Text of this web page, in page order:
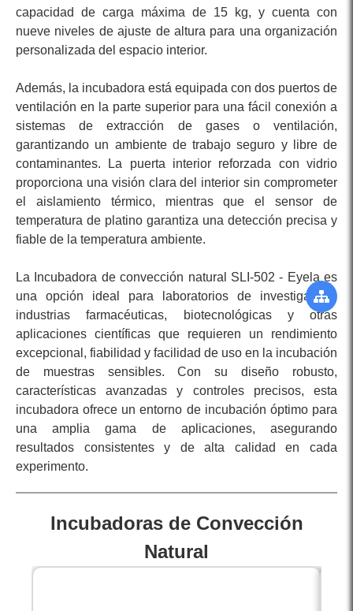
capacidad de carga máxima de 15 kg, y cuenta con
nueve niveles de ajuste de altura para una organización
personalizada del espacio interior.
Además, la incubadora está equipada con dos puertos de
ventilación en la parte superior para una fácil conexión a
sistemas de extracción de gases o ventilación,
garantizando un ambiente de trabajo seguro y libre de
contaminantes. La puerta interior reforzada con vidrio
proporciona una visión clara del interior sin comprometer
el aislamiento térmico, mientras que el sensor de
temperatura de platino garantiza una detección precisa y
fiable de la temperatura ambiente.
La Incubadora de convección natural SLI-502 - Eyela es
una opción ideal para laboratorios de investigación,
industrias farmacéuticas, biotecnológicas y otras
aplicaciones científicas que requieren un rendimiento
excepcional, fiabilidad y facilidad de uso en la incubación
de muestras sensibles. Con su diseño robusto,
características avanzadas y controles precisos, esta
incubadora ofrece un entorno de incubación óptimo para
una amplia gama de aplicaciones, asegurando
resultados consistentes y de alta calidad en cada
experimento.
Incubadoras de Convección
Natural